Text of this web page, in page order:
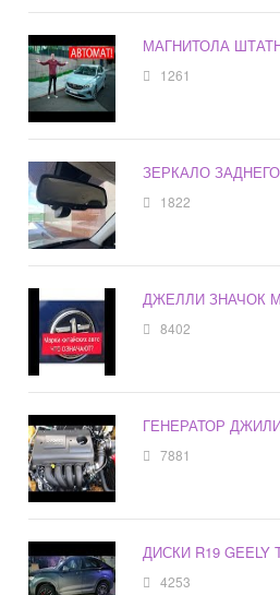
МАГНИТОЛА
1261
ЗЕРКАЛО ЗАДНЕГО
1822
ДЖЕЛЛИ ЗНАЧОК
8402
ГЕНЕРАТОР
7881
ДИСКИ R19 GEELY
4253